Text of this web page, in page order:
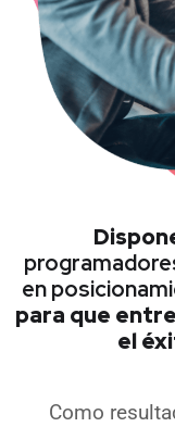
en
para que
el
Como